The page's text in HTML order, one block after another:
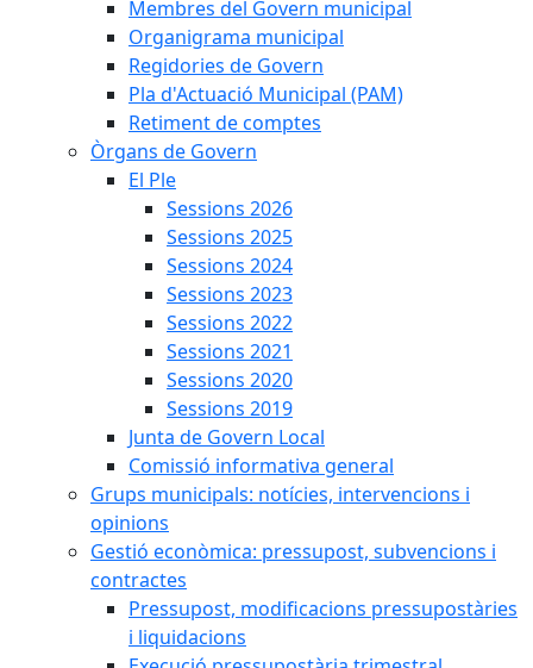
Membres del Govern municipal
Organigrama municipal
Regidories de Govern
Pla d'Actuació Municipal (PAM)
Retiment de comptes
Òrgans de Govern
El Ple
Sessions 2026
Sessions 2025
Sessions 2024
Sessions 2023
Sessions 2022
Sessions 2021
Sessions 2020
Sessions 2019
Junta de Govern Local
Comissió informativa general
Grups municipals: notícies, intervencions i
opinions
Gestió econòmica: pressupost, subvencions i
contractes
Pressupost, modificacions pressupostàries
i liquidacions